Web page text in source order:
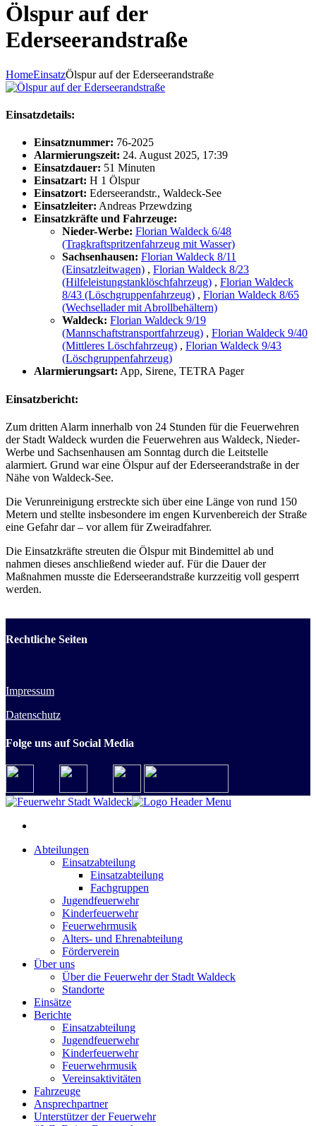
Ölspur auf der
Ederseerandstraße
HomeEinsatzÖlspur auf der Ederseerandstraße
Einsatzdetails:
Einsatznummer: 76-2025
Alarmierungszeit: 24. August 2025, 17:39
Einsatzdauer: 51 Minuten
Einsatzart: H 1 Ölspur
Einsatzort: Ederseerandstr., Waldeck-See
Einsatzleiter: Andreas Przewdzing
Einsatzkräfte und Fahrzeuge:
Nieder-Werbe: Florian Waldeck 6/48
(Tragkraftspritzenfahrzeug mit Wasser)
Sachsenhausen: Florian Waldeck 8/11
(Einsatzleitwagen) , Florian Waldeck 8/23
(Hilfeleistungstanklöschfahrzeug) , Florian Waldeck
8/43 (Löschgruppenfahrzeug) , Florian Waldeck 8/65
(Wechsellader mit Abrollbehältern)
Waldeck: Florian Waldeck 9/19
(Mannschaftstransportfahrzeug) , Florian Waldeck 9/40
(Mittleres Löschfahrzeug) , Florian Waldeck 9/43
(Löschgruppenfahrzeug)
Alarmierungsart: App, Sirene, TETRA Pager
Einsatzbericht:
Zum dritten Alarm innerhalb von 24 Stunden für die Feuerwehren
der Stadt Waldeck wurden die Feuerwehren aus Waldeck, Nieder-
Werbe und Sachsenhausen am Sonntag durch die Leitstelle
alarmiert. Grund war eine Ölspur auf der Ederseerandstraße in der
Nähe von Waldeck-See.
Die Verunreinigung erstreckte sich über eine Länge von rund 150
Metern und stellte insbesondere im engen Kurvenbereich der Straße
eine Gefahr dar – vor allem für Zweiradfahrer.
Die Einsatzkräfte streuten die Ölspur mit Bindemittel ab und
nahmen dieses anschließend wieder auf. Für die Dauer der
Maßnahmen musste die Ederseerandstraße kurzzeitig voll gesperrt
werden.
Rechtliche Seiten
Impressum
Datenschutz
Folge uns auf Social Media
Abteilungen
Einsatzabteilung
Einsatzabteilung
Fachgruppen
Jugendfeuerwehr
Kinderfeuerwehr
Feuerwehrmusik
Alters- und Ehrenabteilung
Förderverein
Über uns
Über die Feuerwehr der Stadt Waldeck
Standorte
Einsätze
Berichte
Einsatzabteilung
Jugendfeuerwehr
Kinderfeuerwehr
Feuerwehrmusik
Vereinsaktivitäten
Fahrzeuge
Ansprechpartner
Unterstützer der Feuerwehr